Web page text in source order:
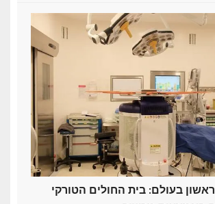
ראשון בעולם: בית החולים הטורקי Güven ביצע